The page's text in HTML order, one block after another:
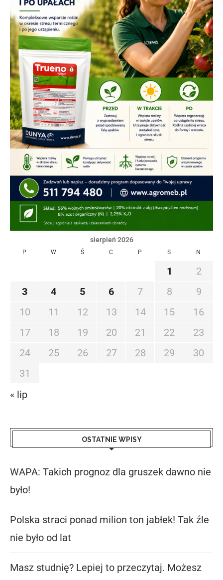
sierpień 2026
P W Ś C P S N
1
2
3
4 5 6 7 8
9
10
11 12 13 14 15
16
17
18 19 20 21 22
23
24
25 26 27 28 29
30
31
« lip
OSTATNIE WPISY
WAPA: Takich prognoz dla gruszek dawno nie
było!
Polska straci ponad milion ton jabłek! Tak źle
nie było od lat
Masz studnię? Lepiej to przeczytaj. Możesz